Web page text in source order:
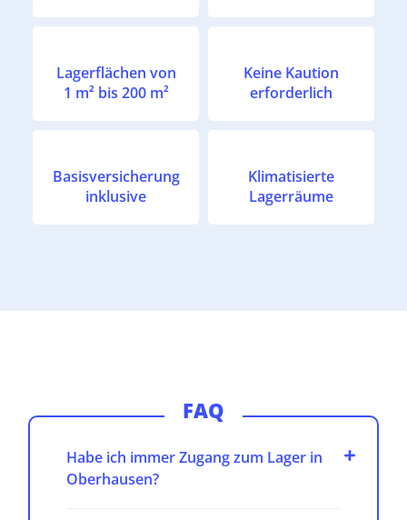
Lagerflächen von
1 m² bis 200 m²
Keine Kaution
erforderlich
Basisversicherung
inklusive
Klimatisierte
Lagerräume
FAQ
Habe ich immer Zugang zum Lager in
Oberhausen?